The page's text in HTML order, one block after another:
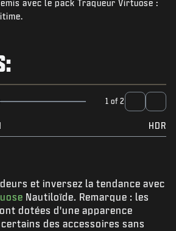
avec le pack Traqueur Virtuose :
1 of 2
HDR
et inversez la tendance avec
Nautiloïde. Remarque : les
dotées d'une apparence
des accessoires sans